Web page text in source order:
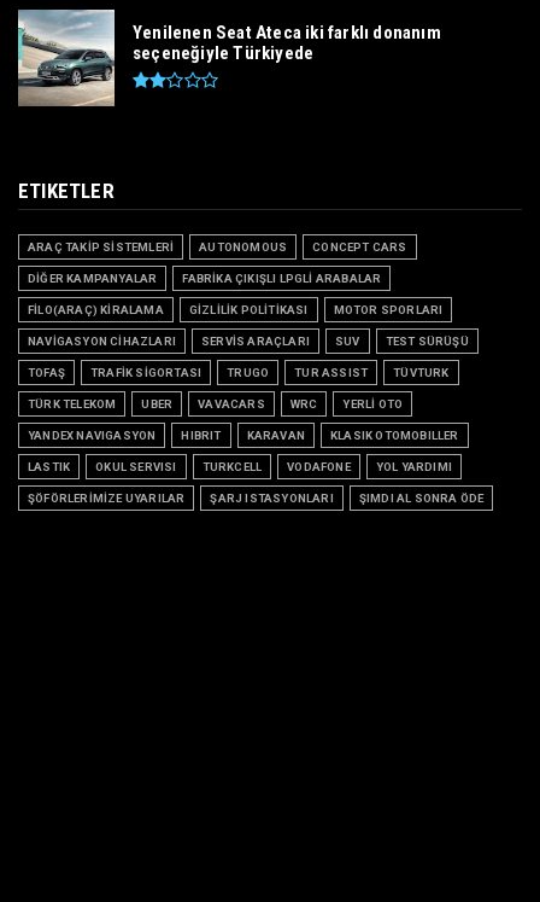
Yenilenen Seat Ateca iki farklı donanım
seçeneğiyle Türkiyede
ETIKETLER
ARAÇ TAKİP SİSTEMLERİ AUTONOMOUS CONCEPT CARS
DİĞER KAMPANYALAR FABRİKA ÇIKIŞLI LPGLİ ARABALAR
FİLO(ARAÇ) KİRALAMA GİZLİLİK POLİTİKASI MOTOR SPORLARI
NAVİGASYON CİHAZLARI SERVİS ARAÇLARI SUV TEST SÜRÜŞÜ
TOFAŞ TRAFİK SİGORTASI TRUGO TUR ASSIST TÜVTURK
TÜRK TELEKOM UBER VAVACARS WRC YERLİ OTO
YANDEX NAVIGASYON HIBRIT KARAVAN KLASIK OTOMOBILLER
LASTIK OKUL SERVISI TURKCELL VODAFONE YOL YARDIMI
ŞÖFÖRLERİMİZE UYARILAR ŞARJ ISTASYONLARI ŞIMDI AL SONRA ÖDE